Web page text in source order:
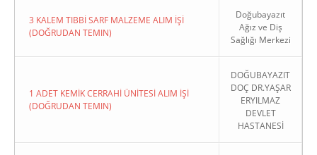
3 KALEM TIBBİ SARF MALZEME ALIM İŞİ
(DOĞRUDAN TEMIN)
Doğubayazıt
Ağız ve Diş
Sağlığı Merkezi
1 ADET KEMİK CERRAHİ ÜNİTESİ ALIM İŞİ
(DOĞRUDAN TEMIN)
DOĞUBAYAZIT
DOÇ DR.YAŞAR
ERYILMAZ
DEVLET
HASTANESİ